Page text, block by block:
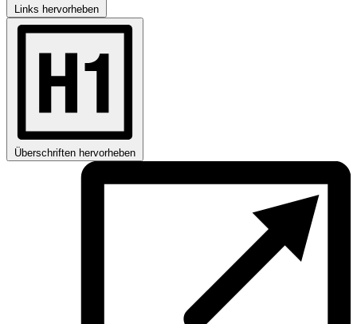
Links hervorheben
Überschriften hervorheben